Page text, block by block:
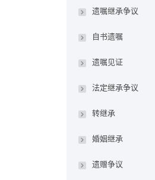
遗嘱继承争议
自书遗嘱
遗嘱见证
法定继承争议
转继承
婚姻继承
遗赠争议